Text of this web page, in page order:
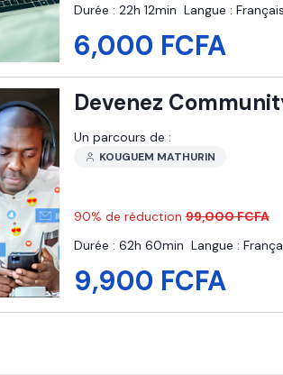
Durée : 22h 12min Langue : Français
6,000 FCFA
Devenez
Un parcours de :
KOUGUEM MATHURIN
90% de réduction 99,000 FCFA
Durée : 62h 60min Langue :
9,900 FCFA